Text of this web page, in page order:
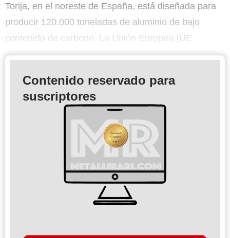
Torija, en el noreste de España, está diseñada para
producir 120.000 toneladas de aluminio de bajo
contenido de carbono. La Unión Europea (UE
Contenido reservado para
suscriptores